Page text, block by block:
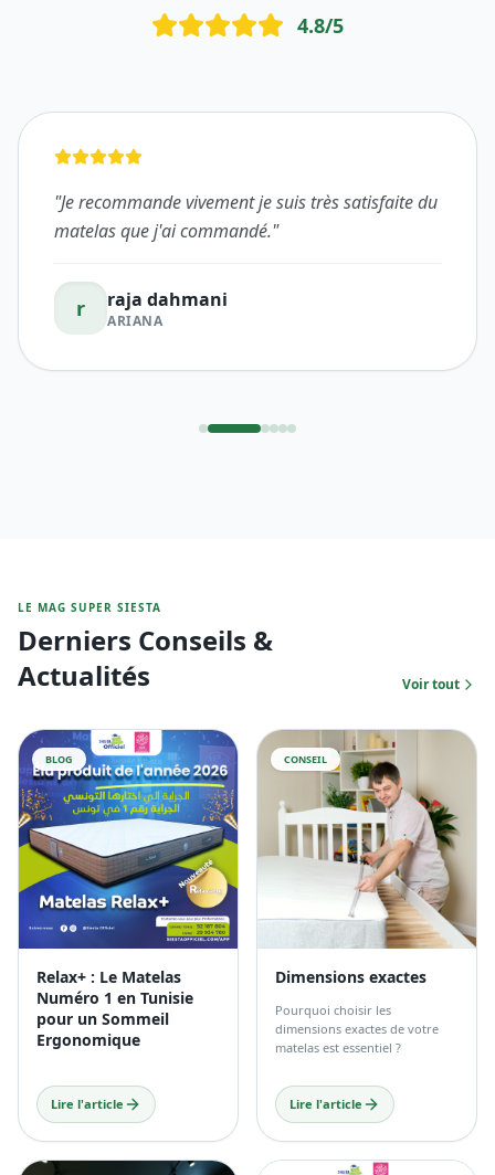
matelas que j'ai commandé."
Derniers Conseils &
Relax+ : Le Matelas
Numéro 1 en Tunisie
pour un Sommeil
Ergonomique
Lire l'article
Dimensions exactes
Pourquoi choisir les
dimensions exactes de votre
matelas est essentiel ?
Lire l'article
CONSEIL CONSEIL